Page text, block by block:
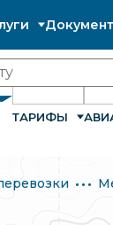
ТАРИФЫ